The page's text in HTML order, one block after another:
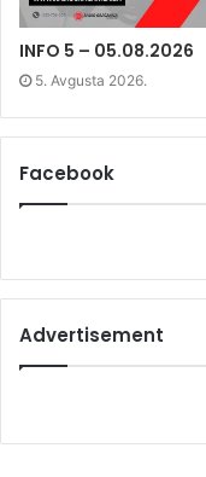
o
w
)
w
) w
)
INFO 5 – 05.08.2026
5. Avgusta 2026.
Facebook
Advertisement